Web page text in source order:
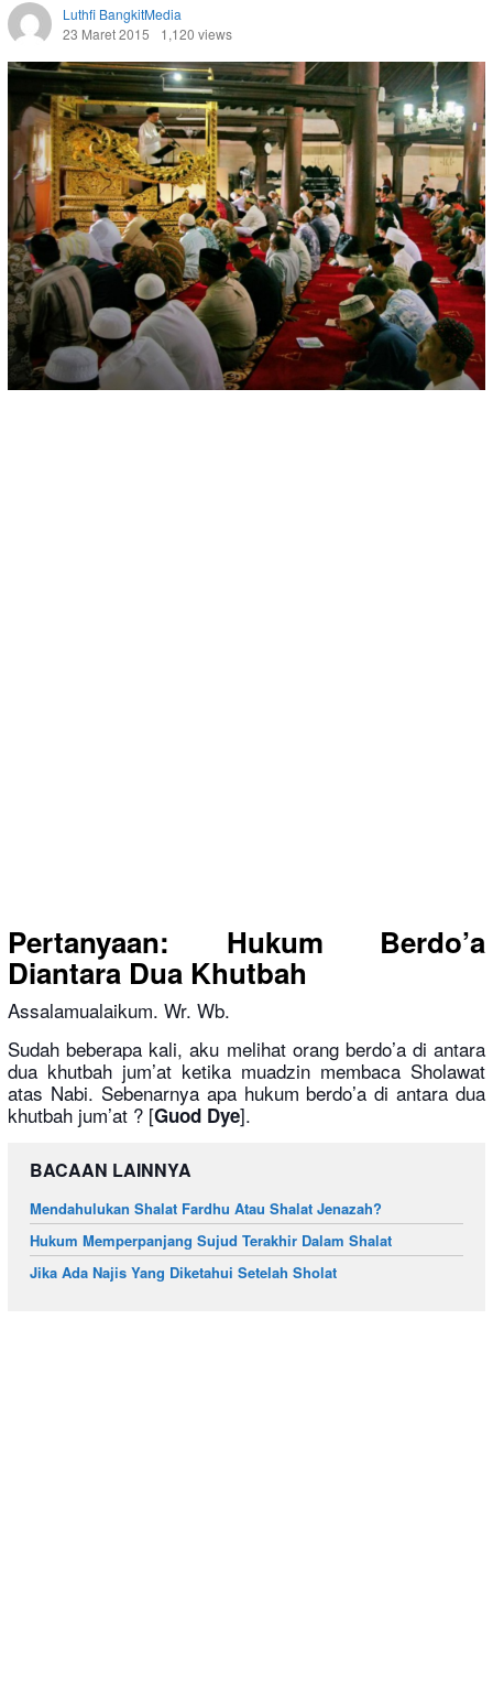
Luthfi BangkitMedia
23 Maret 2015
1,120 views
Pertanyaan: Hukum Berdo’a
Diantara Dua Khutbah
Assalamualaikum. Wr. Wb.
Sudah beberapa kali, aku melihat orang berdo’a di antara
dua khutbah jum’at ketika muadzin membaca Sholawat
atas Nabi. Sebenarnya apa hukum berdo’a di antara dua
khutbah jum’at ? [Guod Dye].
BACAAN LAINNYA
Mendahulukan Shalat Fardhu Atau Shalat Jenazah?
Hukum Memperpanjang Sujud Terakhir Dalam Shalat
Jika Ada Najis Yang Diketahui Setelah Sholat